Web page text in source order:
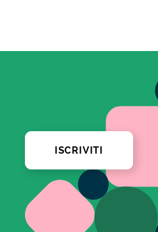
ISCRIVITI